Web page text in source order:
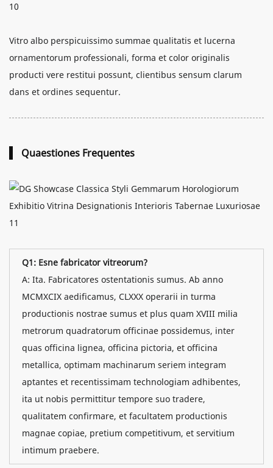
Vitro albo perspicuissimo summae qualitatis et lucerna
ornamentorum professionali, forma et color originalis
producti vere restitui possunt, clientibus sensum clarum
dans et ordines sequentur.
Quaestiones Frequentes
Q1: Esne fabricator vitreorum?
A: Ita. Fabricatores ostentationis sumus. Ab anno
MCMXCIX aedificamus, CLXXX operarii in turma
productionis nostrae sumus et plus quam XVIII milia
metrorum quadratorum officinae possidemus, inter
quas officina lignea, officina pictoria, et officina
metallica, optimam machinarum seriem integram
aptantes et recentissimam technologiam adhibentes,
ita ut nobis permittitur tempore suo tradere,
qualitatem confirmare, et facultatem productionis
magnae copiae, pretium competitivum, et servitium
intimum praebere.